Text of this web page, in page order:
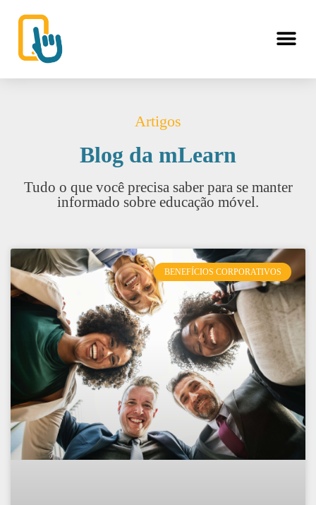
Artigos
Blog da mLearn
Tudo o que você precisa saber para se manter
informado sobre educação móvel.
BENEFÍCIOS CORPORATIVOS